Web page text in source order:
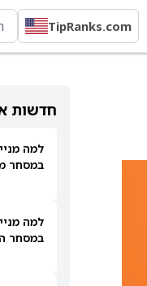
TipRanks.com
חדשות
במסחר
במסחר